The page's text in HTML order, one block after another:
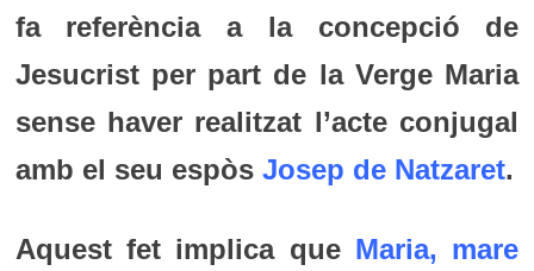
fa referència a la concepció de
Jesucrist per part de la Verge Maria
sense haver realitzat l’acte conjugal
amb el seu espòs Josep de Natzaret.
Aquest fet implica que Maria, mare